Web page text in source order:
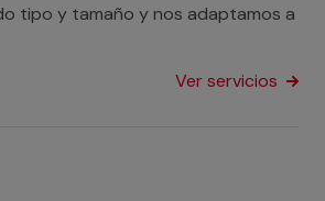
tipo y tamaño y nos adaptamos a
Ver servicios